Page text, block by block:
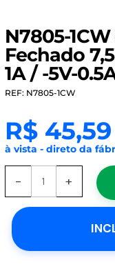
N7805-
Fechado
1A / -5V-
REF: N7805-1CW
R$45,59
à vista - direto da
-
Conversor
CC/CC
Fechado
+